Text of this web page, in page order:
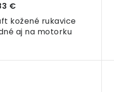
kožené rukavice
aj na motorku
€